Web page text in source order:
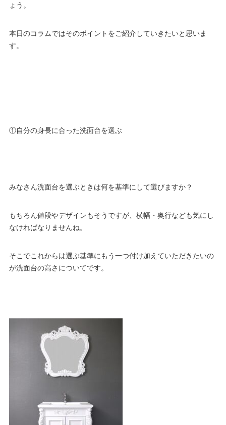
ょう。
本日のコラムではそのポイントをご紹介していきたいと思いま
す。
①自分の身長に合った洗面台を選ぶ
みなさん洗面台を選ぶときは何を基準にして選びますか？
もちろん値段やデザインもそうですが、横幅・奥行なども気にし
なければなりませんね。
そこでこれからは選ぶ基準にもう一つ付け加えていただきたいの
が洗面台の高さについてです。